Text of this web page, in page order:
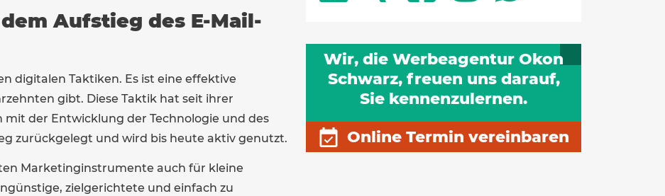
Aufstieg des E-Mail-
digitalen Taktiken. Es ist eine effektive
gibt. Diese Taktik hat seit ihrer
der Entwicklung der Technologie und des
zurückgelegt und wird bis heute aktiv genutzt.
Marketinginstrumente auch für kleine
zielgerichtete und einfach zu
Wir, die Werbeagentur Okon
Schwarz, freuen uns darauf,
Sie kennenzulernen.
Online Termin vereinbaren